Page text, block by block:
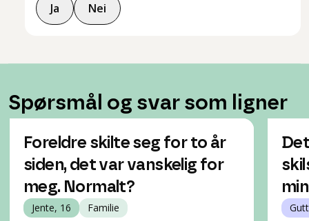
Ja Nei
Spørsmål og svar som ligner
Foreldre skilte seg for to år
siden, det var vanskelig for
meg. Normalt?
Jente, 16 Familie